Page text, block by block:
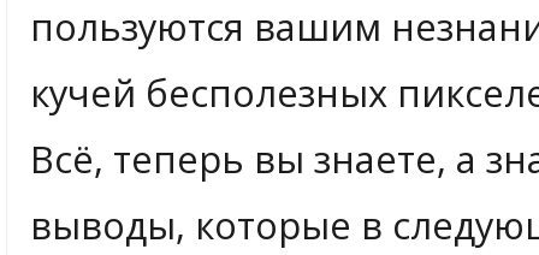
пользуются вашим
кучей бесполезных
Всё, теперь вы знаете, а
выводы, которые в